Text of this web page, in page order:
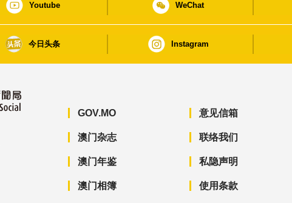
Youtube WeChat
今日头条 Instagram
GOV.MO
澳门杂志
澳门年鉴
澳门相簿
意见信箱
联络我们
私隐声明
使用条款